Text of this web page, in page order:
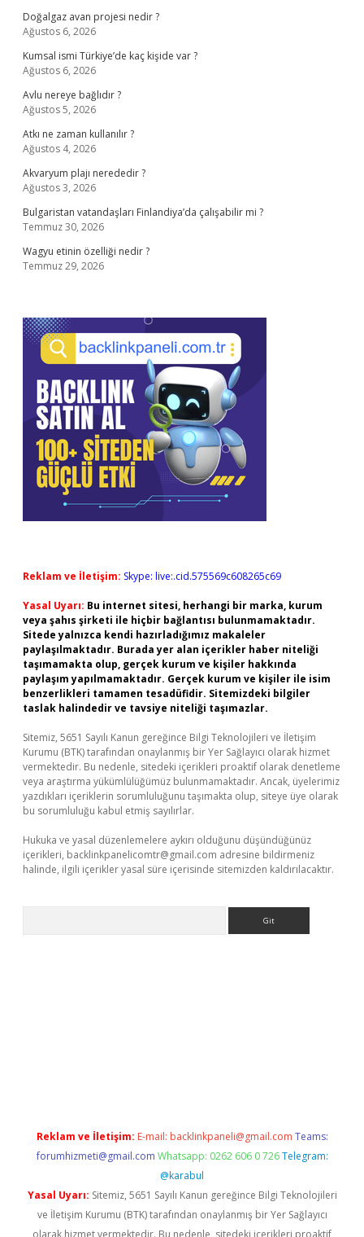
Doğalgaz avan projesi nedir ?
Ağustos 6, 2026
Kumsal ismi Türkiye’de kaç kişide var ?
Ağustos 6, 2026
Avlu nereye bağlıdır ?
Ağustos 5, 2026
Atkı ne zaman kullanılır ?
Ağustos 4, 2026
Akvaryum plajı nerededir ?
Ağustos 3, 2026
Bulgaristan vatandaşları Finlandiya’da çalışabilir mi ?
Temmuz 30, 2026
Wagyu etinin özelliği nedir ?
Temmuz 29, 2026
Reklam ve İletişim: Skype: live:.cid.575569c608265c69
Yasal Uyarı: Bu internet sitesi, herhangi bir marka, kurum
veya şahıs şirketi ile hiçbir bağlantısı bulunmamaktadır.
Sitede yalnızca kendi hazırladığımız makaleler
paylaşılmaktadır. Burada yer alan içerikler haber niteliği
taşımamakta olup, gerçek kurum ve kişiler hakkında
paylaşım yapılmamaktadır. Gerçek kurum ve kişiler ile isim
benzerlikleri tamamen tesadüfidir. Sitemizdeki bilgiler
taslak halindedir ve tavsiye niteliği taşımazlar.
Sitemiz, 5651 Sayılı Kanun gereğince Bilgi Teknolojileri ve İletişim
Kurumu (BTK) tarafından onaylanmış bir Yer Sağlayıcı olarak hizmet
vermektedir. Bu nedenle, sitedeki içerikleri proaktif olarak denetleme
veya araştırma yükümlülüğümüz bulunmamaktadır. Ancak, üyelerimiz
yazdıkları içeriklerin sorumluluğunu taşımakta olup, siteye üye olarak
bu sorumluluğu kabul etmiş sayılırlar.
Hukuka ve yasal düzenlemelere aykırı olduğunu düşündüğünüz
içerikleri, backlinkpanelicomtr@gmail.com adresine bildirmeniz
halinde, ilgili içerikler yasal süre içerisinde sitemizden kaldırılacaktır.
Reklam ve İletişim: E-mail: backlinkpaneli@gmail.com Teams:
forumhizmeti@gmail.com Whatsapp: 0262 606 0 726 Telegram:
@karabul
Yasal Uyarı: Sitemiz, 5651 Sayılı Kanun gereğince Bilgi Teknolojileri
ve İletişim Kurumu (BTK) tarafından onaylanmış bir Yer Sağlayıcı
olarak hizmet vermektedir. Bu nedenle, sitedeki içerikleri proaktif